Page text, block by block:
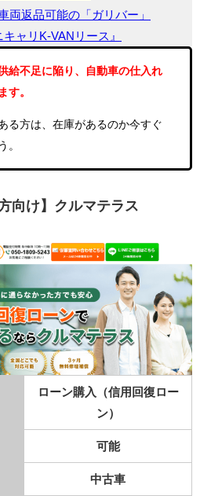
両返品可能の「ガリバー」
ャリK-VANリース』
給不足に陥り、自動車の仕入れ
す。
る方は、在庫があるのか今すぐ
。
向け】クルマテラス
ローン購入（信用回復ロー
ン）
可能
中古車